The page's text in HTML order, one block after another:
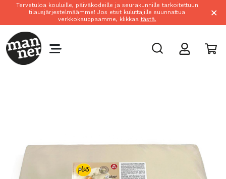
Tervetuloa kouluille, päiväkodeille ja seurakunnille tarkoitettuun
tilausjärjestelmäämme! Jos etsit kuluttajille suunnattua
verkkokauppaamme, klikkaa tästä. ×